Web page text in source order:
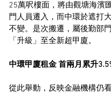
25萬呎樓面，將由觀塘海濱
門人員遷入，而中環於遮打
不變。是次搬遷，屬後勤部
「升級」至全新超甲廈。
中環甲廈租金 首兩月累升
從此舉動，反映金融機構仍看